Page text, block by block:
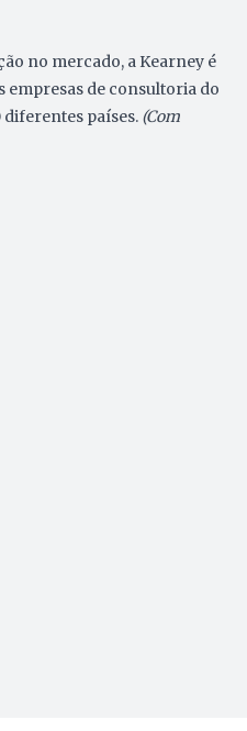
no mercado, a Kearney é
empresas de consultoria do
países. (Com